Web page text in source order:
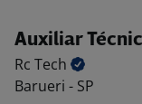
Auxiliar
Rc Tech
Barueri - SP